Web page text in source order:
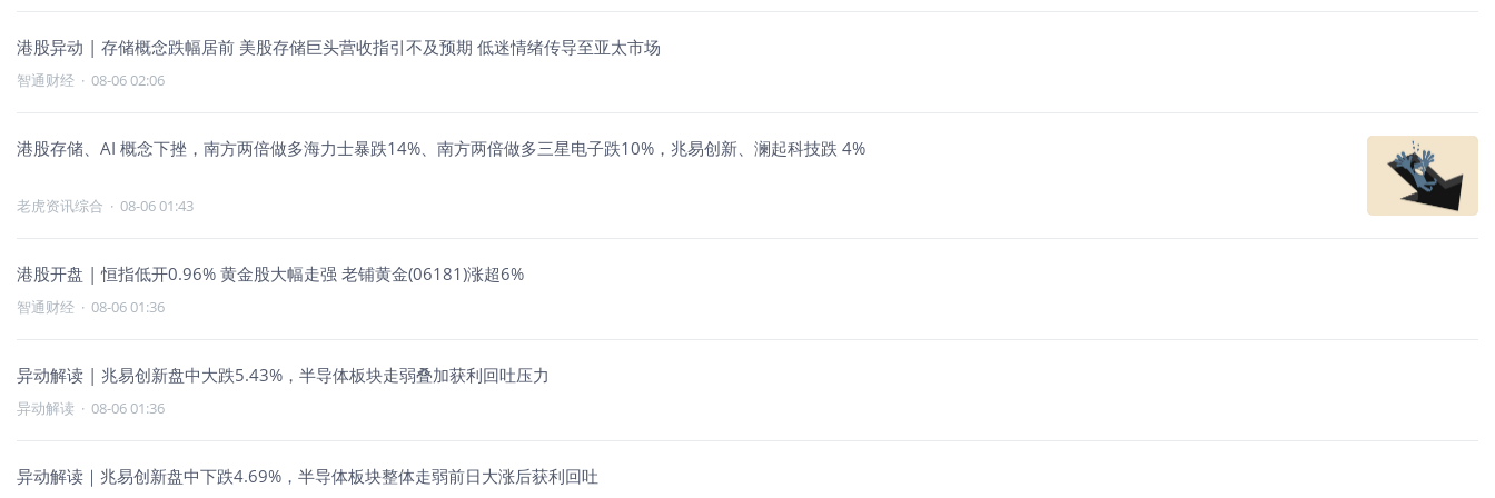
港股异动 | 存储概念跌幅居前 美股存储巨头营收指引不及预期 低迷情绪传导至亚太市场
智通财经 · 08-06 02:06
港股存储、AI 概念下挫，南方两倍做多海力士暴跌14%、南方两倍做多三星电子跌10%，兆易创新、澜起科技跌 4%
老虎资讯综合 · 08-06 01:43
港股开盘 | 恒指低开0.96% 黄金股大幅走强 老铺黄金(06181)涨超6%
智通财经 · 08-06 01:36
异动解读 | 兆易创新盘中大跌5.43%，半导体板块走弱叠加获利回吐压力
异动解读 · 08-06 01:36
异动解读｜兆易创新盘中下跌4.69%，半导体板块整体走弱前日大涨后获利回吐